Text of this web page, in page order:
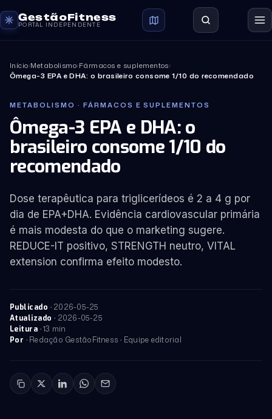
GestãoFitness
PORTAL INDEPENDENTE
Início›Metabolismo›Fármacos e suplementos›
Ômega-3 EPA e DHA: o brasileiro consome 1/10 do recomendado
METABOLISMO · FÁRMACOS E SUPLEMENTOS
Ômega-3 EPA e DHA: o
brasileiro consome 1/10 do
recomendado
Dose terapêutica para triglicerídeos é 2 a 4 g por
dia de EPA+DHA. Evidência cardiovascular primária
é mais modesta do que o marketing sugere.
REDUCE-IT positivo, STRENGTH neutro, VITAL
extension confirma efeito modesto.
Publicado · 2026-05-25
Atualizado · 2026-05-25
Leitura · 13 min
Por · Redação GestãoFitness · Equipe editorial